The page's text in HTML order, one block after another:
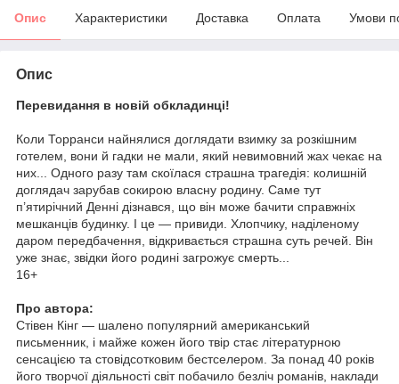
Опис Характеристики Доставка Оплата Умови
Опис
Перевидання в новій обкладинці!
Коли Торранси найнялися доглядати взимку за розкішним
готелем, вони й гадки не мали, який невимовний жах чекає на
них... Одного разу там скоїлася страшна трагедія: колишній
доглядач зарубав сокирою власну родину. Саме тут
п’ятирічний Денні дізнався, що він може бачити справжніх
мешканців будинку. І це — привиди. Хлопчику, наділеному
даром передбачення, відкривається страшна суть речей. Він
уже знає, звідки його родині загрожує смерть...
16+
Про автора:
Стівен Кінг — шалено популярний американський
письменник, і майже кожен його твір стає літературною
сенсацією та стовідсотковим бестселером. За понад 40 років
його творчої діяльності світ побачило безліч романів, наклади